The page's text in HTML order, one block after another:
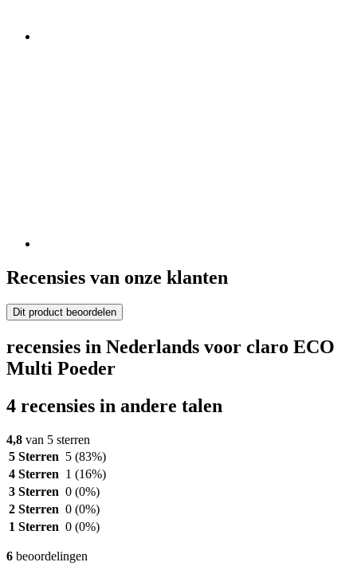
Recensies van onze klanten
Dit product beoordelen
recensies in Nederlands voor claro ECO
Multi Poeder
4 recensies in andere talen
4,8 van 5 sterren
5 Sterren 5 (83%)
4 Sterren 1 (16%)
3 Sterren 0 (0%)
2 Sterren 0 (0%)
1 Sterren 0 (0%)
6 beoordelingen